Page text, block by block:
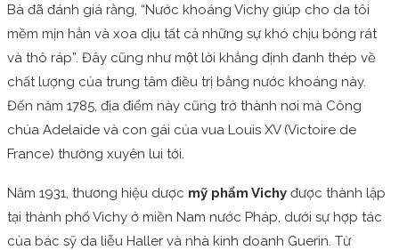
Bà đã đánh giá rằng, “Nước khoáng Vichy giúp cho da tôi
mềm mịn hẳn và xoa dịu tất cả những sự khó chịu bỏng rát
và thô ráp”. Đây cũng như một lời khẳng định đanh thép về
chất lượng của trung tâm điều trị bằng nước khoáng này.
Đến năm 1785, địa điểm này cũng trở thành nơi mà Công
chúa Adelaide và con gái của vua Louis XV (Victoire de
France) thường xuyên lui tới.
Năm 1931, thương hiệu dược mỹ phẩm Vichy được thành lập
tại thành phố Vichy ở miền Nam nước Pháp, dưới sự hợp tác
của bác sỹ da liễu Haller và nhà kinh doanh Guerin. Từ